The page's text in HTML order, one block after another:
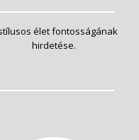
élet fontosságának
hirdetése.